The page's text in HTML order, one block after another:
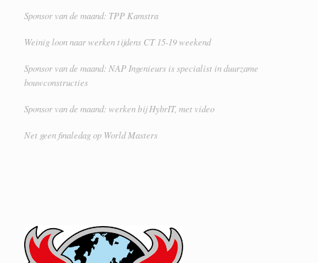
Sponsor van de maand: TPP Kamstra
Weinig loon naar werken tijdens CT 15-19 weekend
Sponsor van de maand: NAP Ingenieurs is specialist in duurzame
bouwconstructies
Sponsor van de maand: werken bij HybrIT, met video
Net geen finaledag op World Masters